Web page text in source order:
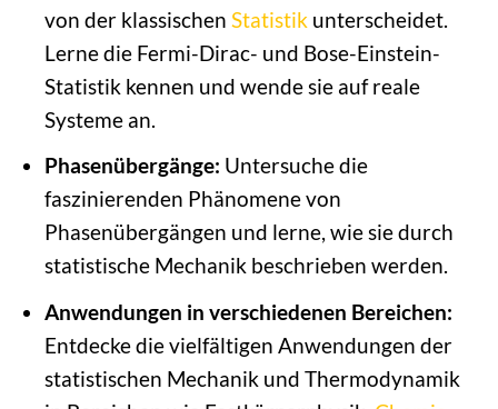
von der klassischen Statistikunterscheidet.
Lerne die Fermi-Dirac- und Bose-Einstein-
Statistik kennen und wende sie auf reale
Systeme an.
Phasenübergänge: Untersuche die
faszinierenden Phänomene von
Phasenübergängen und lerne, wie sie durch
statistische Mechanik beschrieben werden.
Anwendungen in verschiedenen Bereichen:
Entdecke die vielfältigen Anwendungen der
statistischen Mechanik und Thermodynamik